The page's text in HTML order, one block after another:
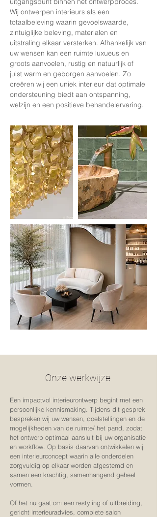
Wij ontwerpen interieurs als een
totaalbeleving waarin gevoelswaarde,
zintuiglijke beleving, materialen en
uitstraling elkaar versterken. Afhankelijk van
uw wensen kan een ruimte luxueus en
groots aanvoelen, rustig en natuurlijk of
juist warm en geborgen aanvoelen. Zo
creëren wij een uniek interieur dat optimale
ondersteuning biedt aan ontspanning,
welzijn en een positieve behandelervaring.​
Onze werkwijze
Een impactvol interieurontwerp begint met een
persoonlijke kennismaking. Tijdens dit gesprek
bespreken wij uw wensen, doelstellingen en de
mogelijkheden van de ruimte/ het pand, zodat
het ontwerp optimaal aansluit bij uw organisatie
en workflow. Op basis daarvan ontwikkelen wij
een interieurconcept waarin alle onderdelen
zorgvuldig op elkaar worden afgestemd en
samen een krachtig, samenhangend geheel
vormen.
Of het nu gaat om een restyling of uitbreiding,
gericht interieuradvies, complete salon